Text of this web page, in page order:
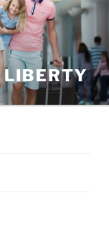
LIBERTY